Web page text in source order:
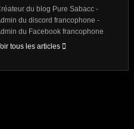
du blog Pure Sabacc -
du discord francophone -
du Facebook francophone
tous les articles